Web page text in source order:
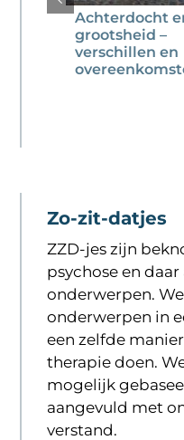
Achterdocht
grootsheid –
verschillen en
Zo-zit-datjes
ZZD-jes zijn
psychose en
onderwerpen.
onderwerpen in
een zelfde
therapie doen.
mogelijk
aangevuld met
verstand.